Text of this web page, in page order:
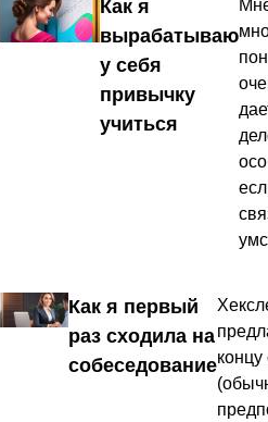
Как я
вырабатываю
у себя
привычку
учиться
Как я первый
раз сходила на
собеседованиеконцу